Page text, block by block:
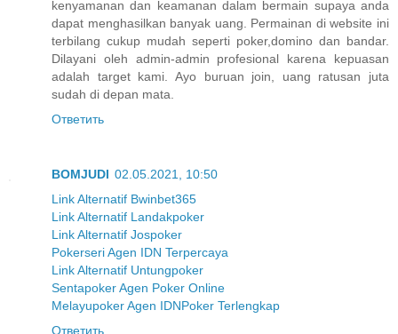
kenyamanan dan keamanan dalam bermain supaya anda
dapat menghasilkan banyak uang. Permainan di website ini
terbilang cukup mudah seperti poker,domino dan bandar.
Dilayani oleh admin-admin profesional karena kepuasan
adalah target kami. Ayo buruan join, uang ratusan juta
sudah di depan mata.
Ответить
BOMJUDI 02.05.2021, 10:50
Link Alternatif Bwinbet365
Link Alternatif Landakpoker
Link Alternatif Jospoker
Pokerseri Agen IDN Terpercaya
Link Alternatif Untungpoker
Sentapoker Agen Poker Online
Melayupoker Agen IDNPoker Terlengkap
Ответить